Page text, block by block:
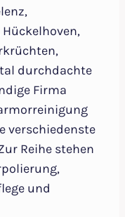
durchdachte
Firma
verschiedenste
Reihe stehen
und